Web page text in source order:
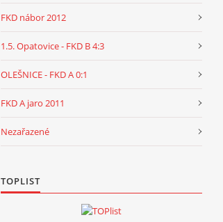
FKD nábor 2012
1.5. Opatovice - FKD B 4:3
OLEŠNICE - FKD A 0:1
FKD A jaro 2011
Nezařazené
TOPLIST